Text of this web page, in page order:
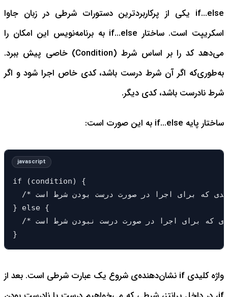
if...else یکی از پرکاربردترین دستورات شرطی در زبان جاوا
اسکریپت است. ساختار if...else به برنامه‌نویس این امکان را
می‌دهد کد را بر اساس شرط (Condition) خاصی پیش ببرد.
به‌طوری‌که اگر آن شرط درست باشد، کدی خاص اجرا شود و اگر
شرط نادرست باشد، کدی دیگر.
ساختار پایه if...else به این صورت است:
if (condition) {
  /* کدی که برای اجرا در صورت درست بودن شرط است */
} else {
  /* کدی که برای اجرا در صورت درست نبودن شرط است */
}
واژه کلیدی if نشان‌دهنده‌ی شروع یک عبارت شرطی است. بعد از